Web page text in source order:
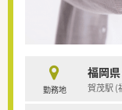
勤務地
福岡
賀茂駅 (